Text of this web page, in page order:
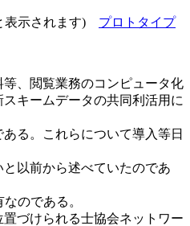
表示されます) プロトタイプ
、閲覧業務のコンピュータ化
キームデータの共同利活用に
る。これらについて導入等日
以前から述べていたのであ
のである。
づけられる士協会ネットワー